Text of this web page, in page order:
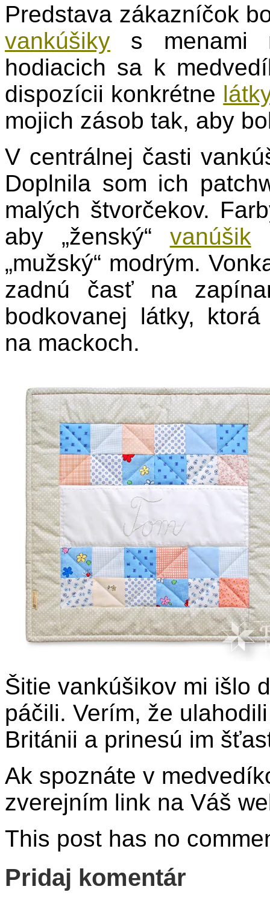
Predstava zákazníčok
vankúšiky s menami
hodiacich sa k
dispozícii konkrétne
mojich zásob tak, aby
V centrálnej časti
Doplnila som ich
malých štvorčekov.
aby „ženský“ vanúšik
„mužský“ modrým.
zadnú časť na
bodkovanej látky, ktorá
na mackoch.
Šitie vankúšikov mi išlo
páčili. Verím, že
Británii a prinesú im
Ak spoznáte v
zverejním link na Váš
This post has no
Pridaj komentár